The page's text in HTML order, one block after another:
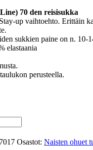
70 den reisisukka
up vaihtoehto. Erittäin
sukkien paine on n. 10-
elastaania
perusteella.
Osastot: Naisten ohuet